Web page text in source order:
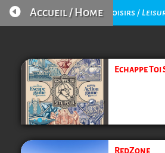
Parcs de Loisirs /
 Accueil / Home
Echappe Toi
RedZone